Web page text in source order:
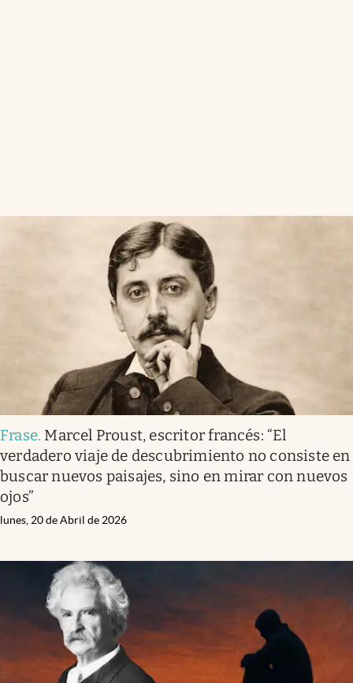
Frase. Marcel Proust, escritor francés: “El
verdadero viaje de descubrimiento no consiste en
buscar nuevos paisajes, sino en mirar con nuevos
ojos”
lunes, 20 de Abril de 2026